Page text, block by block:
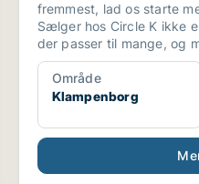
fremmest, lad os starte
Sælger hos Circle K ikke
der passer til mange, og
Område
Klampenborg